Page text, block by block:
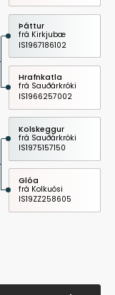
Þáttur
frá Kirkjubæ
IS1967186102
Hrafnkatla
frá Sauðárkróki
IS1966257002
Kolskeggur
frá Sauðárkróki
IS1975157150
Glóa
frá Kolkuósi
IS19ZZ258605